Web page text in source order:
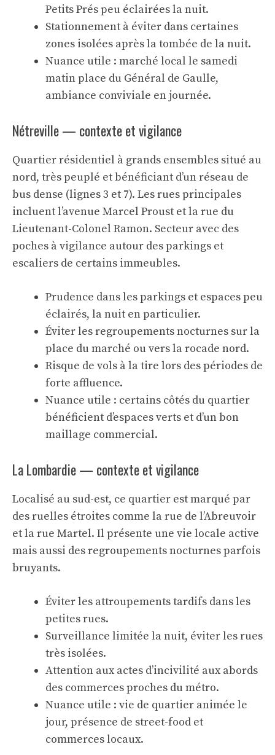
Petits Prés peu éclairées la nuit.
Stationnement à éviter dans certaines
zones isolées après la tombée de la nuit.
Nuance utile : marché local le samedi
matin place du Général de Gaulle,
ambiance conviviale en journée.
Nétreville — contexte et vigilance
Quartier résidentiel à grands ensembles situé au
nord, très peuplé et bénéficiant d’un réseau de
bus dense (lignes 3 et 7). Les rues principales
incluent l’avenue Marcel Proust et la rue du
Lieutenant-Colonel Ramon. Secteur avec des
poches à vigilance autour des parkings et
escaliers de certains immeubles.
Prudence dans les parkings et espaces peu
éclairés, la nuit en particulier.
Éviter les regroupements nocturnes sur la
place du marché ou vers la rocade nord.
Risque de vols à la tire lors des périodes de
forte affluence.
Nuance utile : certains côtés du quartier
bénéficient d’espaces verts et d’un bon
maillage commercial.
La Lombardie — contexte et vigilance
Localisé au sud-est, ce quartier est marqué par
des ruelles étroites comme la rue de l’Abreuvoir
et la rue Martel. Il présente une vie locale active
mais aussi des regroupements nocturnes parfois
bruyants.
Éviter les attroupements tardifs dans les
petites rues.
Surveillance limitée la nuit, éviter les rues
très isolées.
Attention aux actes d’incivilité aux abords
des commerces proches du métro.
Nuance utile : vie de quartier animée le
jour, présence de street-food et
commerces locaux.